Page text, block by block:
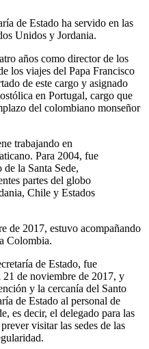
de Estado ha servido en las
Unidos y Jordania.
años como director de los
los viajes del Papa Francisco
de este cargo y asignado
en Portugal, cargo que
del colombiano monseñor
trabajando en
Para 2004, fue
la Santa Sede,
partes del globo
Chile y Estados
de 2017, estuvo acompañando
Colombia.
de Estado, fue
de noviembre de 2017, y
y la cercanía del Santo
de Estado al personal de
es decir, el delegado para las
visitar las sedes de las